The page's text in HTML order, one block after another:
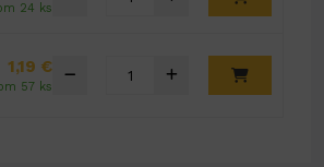
24 ks
1,19 €
57 ks